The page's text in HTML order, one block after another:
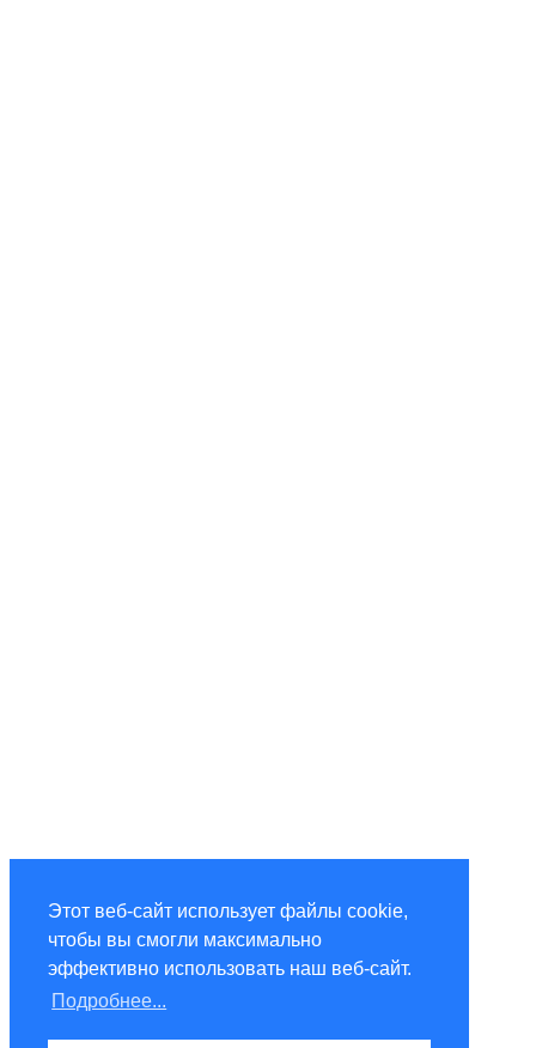
Этот веб-сайт использует файлы cookie,
чтобы вы смогли максимально
эффективно использовать наш веб-сайт.
Подробнее...